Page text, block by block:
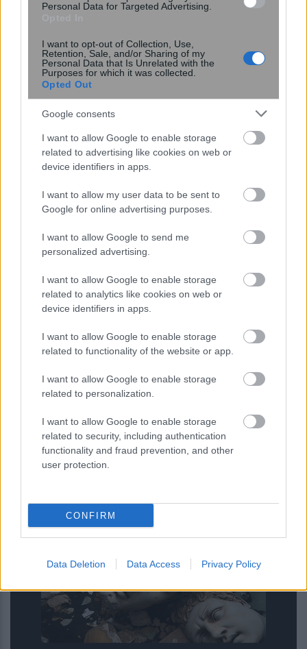
Personal Data for Targeted Advertising.
I want to opt-out of Collection, Use,
Retention, Sale, and/or Sharing of my
Personal Data that Is Unrelated with the
Purposes for which it was collected.
Opted Out
Google consents
I want to allow Google to enable storage
related to advertising like cookies on web or
device identifiers in apps.
I want to allow my user data to be sent to
Google for online advertising purposes.
I want to allow Google to send me
personalized advertising.
I want to allow Google to enable storage
related to analytics like cookies on web or
device identifiers in apps.
I want to allow Google to enable storage
related to functionality of the website or app.
I want to allow Google to enable storage
related to personalization.
I want to allow Google to enable storage
related to security, including authentication
functionality and fraud prevention, and other
user protection.
CONFIRM
Data Deletion Data Access Privacy Policy
μας – Μελέτη δείχνει ότι εραστές
μικροβιώματός τους
Μητρικός θηλασμός: Η πρώτη
οφέλη που διαρκούν μια ζωή
Επίθεση στην αλυσίδα εφοδιασμού
του npm: Παραβιάστηκε το δημοφιλές